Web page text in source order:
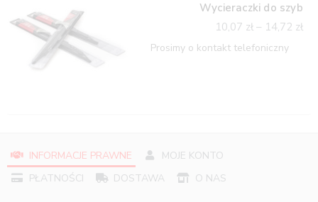
Wycieraczki do szyb
10,07 zł– 14,72 zł
Prosimy o kontakt telefoniczny
INFORMACJE PRAWNE
MOJE KONTO
PŁATNOŚCI
DOSTAWA O NAS